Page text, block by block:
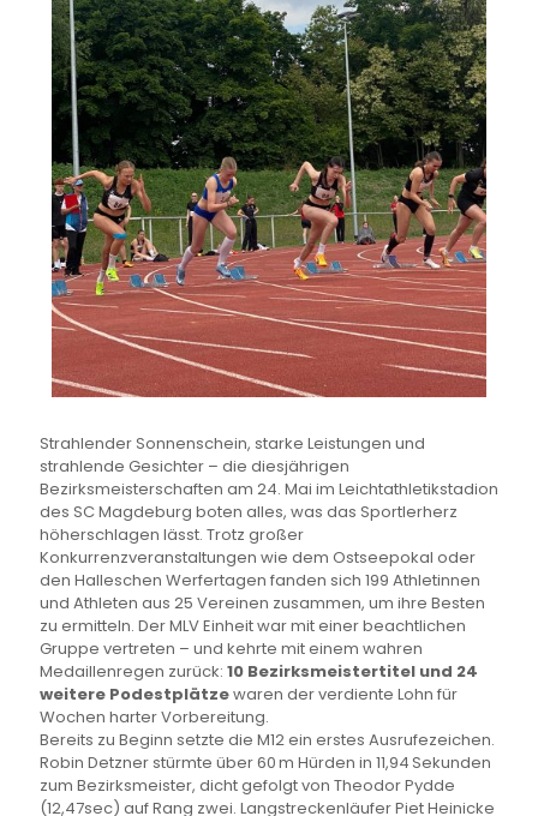
Strahlender Sonnenschein, starke Leistungen und
strahlende Gesichter – die diesjährigen
Bezirksmeisterschaften am 24. Mai im Leichtathletikstadion
des SC Magdeburg boten alles, was das Sportlerherz
höherschlagen lässt. Trotz großer
Konkurrenzveranstaltungen wie dem Ostseepokal oder
den Halleschen Werfertagen fanden sich 199 Athletinnen
und Athleten aus 25 Vereinen zusammen, um ihre Besten
zu ermitteln. Der MLV Einheit war mit einer beachtlichen
Gruppe vertreten – und kehrte mit einem wahren
Medaillenregen zurück: 10 Bezirksmeistertitel und 24
weitere Podestplätzewaren der verdiente Lohn für
Wochen harter Vorbereitung.
Bereits zu Beginn setzte die M12 ein erstes Ausrufezeichen.
Robin Detzner stürmte über 60 m Hürden in 11,94 Sekunden
zum Bezirksmeister, dicht gefolgt von Theodor Pydde
(12,47sec) auf Rang zwei. Langstreckenläufer Piet Heinicke